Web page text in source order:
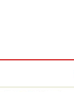
月7万円くらい